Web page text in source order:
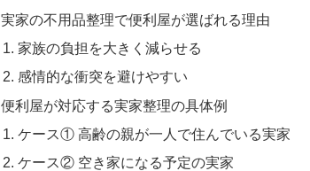
実家の不用品整理で便利屋が選ばれる理由
家族の負担を大きく減らせる
感情的な衝突を避けやすい
便利屋が対応する実家整理の具体例
ケース① 高齢の親が一人で住んでいる実家
ケース② 空き家になる予定の実家